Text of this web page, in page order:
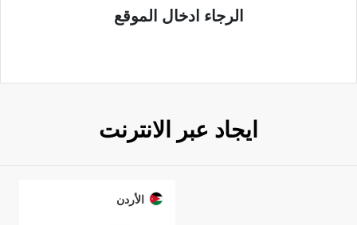
الرجاء ادخال الموقع
ايجاد عبر الانترنت
الأردن